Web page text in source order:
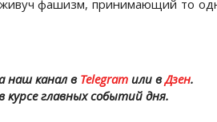
фашизм, принимающий то
наш канал вTelegramили вДзен.
курсе главных событий дня.